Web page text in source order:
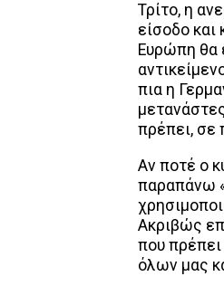
Τρίτο, η
είσοδο
Ευρώπη θα
πια η
πρέπει, σε
Αν ποτέ ο
παραπάνω
Ακριβώς
που
όλων μας